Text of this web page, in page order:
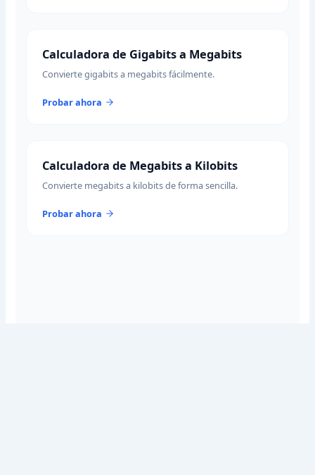
Calculadora de Gigabits a Megabits
Convierte gigabits a megabits fácilmente.
Probar ahora
Calculadora de Megabits a Kilobits
Convierte megabits a kilobits de forma sencilla.
Probar ahora